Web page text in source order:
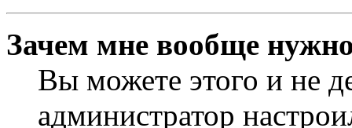
Зачем мне вообще
Вы можете этого и не
администратор